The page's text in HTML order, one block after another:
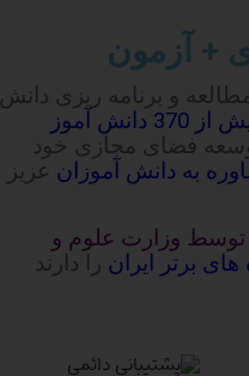
+ آزمون
و برنامه ریزی دانش
370 دانش آموز
فضای مجازی خود
به دانش آموزان عزیز
توسط وزارت علوم و
های برتر ایران را دارند